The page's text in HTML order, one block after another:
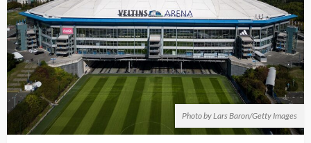
Photo by Lars Baron/Getty Images